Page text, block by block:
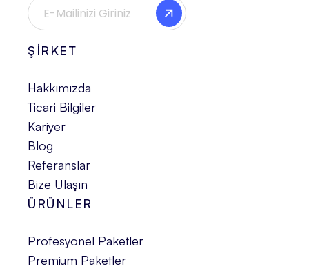
ŞİRKET
Hakkımızda
Ticari Bilgiler
Kariyer
Blog
Referanslar
Bize Ulaşın
ÜRÜNLER
Profesyonel Paketler
Premium Paketler